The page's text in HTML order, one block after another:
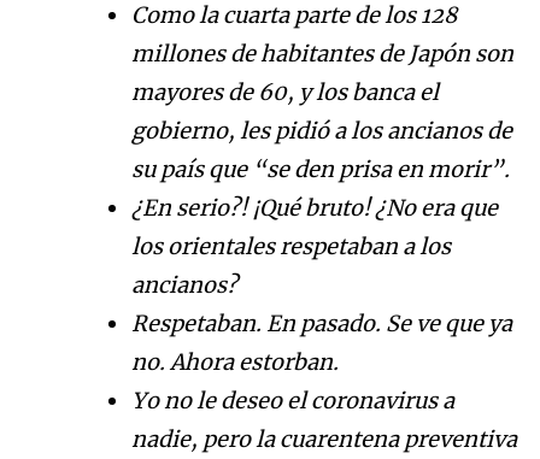
Como la cuarta parte de los 128
millones de habitantes de Japón son
mayores de 60, y los banca el
gobierno, les pidió a los ancianos de
su país que “se den prisa en morir”.
¿En serio?! ¡Qué bruto! ¿No era que
los orientales respetaban a los
ancianos?
Respetaban. En pasado. Se ve que ya
no. Ahora estorban.
Yo no le deseo el coronavirus a
nadie, pero la cuarentena preventiva